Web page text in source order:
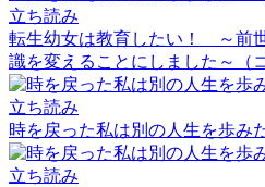
立ち読み
転生幼女は教育したい！ ～前
識を変えることにしました～
立ち読み
時を戻った私は別の人生を歩
立ち読み